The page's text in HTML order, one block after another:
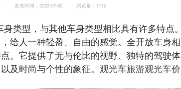
发表时间：2023-07-02 浏览量：1712
类型，与其他车身类型相比具有许多特点。
给人一种轻盈、自由的感觉。全开放车身相
。它提供了无与伦比的视野、独特的驾驶体
及时尚与个性的象征。 观光车旅游观光车价